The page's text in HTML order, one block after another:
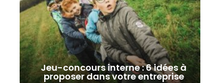
Jeu-concours interne : 6 idées à
proposer dans votre entreprise